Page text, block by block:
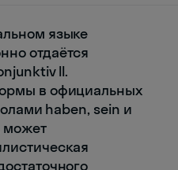
языке
отдаётся
II.
в официальных
haben, sein и
может